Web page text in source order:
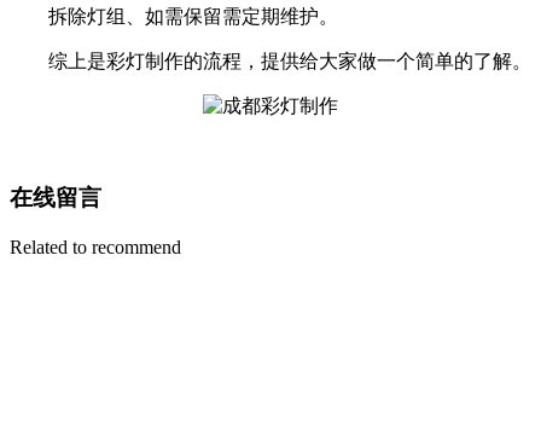
拆除灯组、如需保留需定期维护。
综上是彩灯制作的流程，提供给大家做一个简单的了解。
在线留言
Related to recommend